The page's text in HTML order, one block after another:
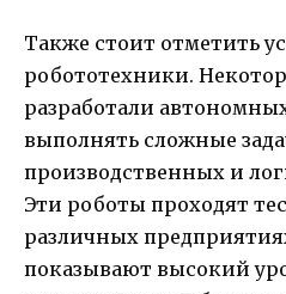
Также стоит отметить
робототехники.
разработали
выполнять сложные
производственных и
Эти роботы проходят
различных
показывают высокий